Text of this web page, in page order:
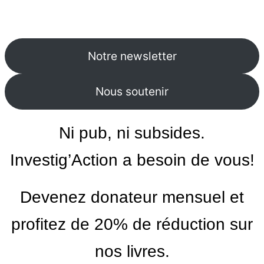
Notre newsletter
Nous soutenir
Ni pub, ni subsides.
Investig’Action a besoin de vous!
Devenez donateur mensuel et
profitez de 20% de réduction sur
nos livres.